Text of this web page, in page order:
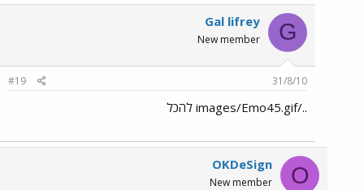
G
Gal lifrey
New member
31/8/10
#19
../images/Emo45.gif להכל
O
OKDeSign
New member